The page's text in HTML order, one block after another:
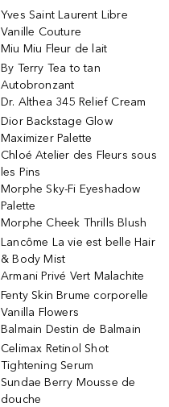
Yves Saint Laurent Libre
Vanille Couture
Miu Miu Fleur de lait
By Terry Tea to tan
Autobronzant
Dr. Althea 345 Relief Cream
Dior Backstage Glow
Maximizer Palette
Chloé Atelier des Fleurs sous
les Pins
Morphe Sky-Fi Eyeshadow
Palette
Morphe Cheek Thrills Blush
Lancôme La vie est belle Hair
& Body Mist
Armani Privé Vert Malachite
Fenty Skin Brume corporelle
Vanilla Flowers
Balmain Destin de Balmain
Celimax Retinol Shot
Tightening Serum
Sundae Berry Mousse de
douche